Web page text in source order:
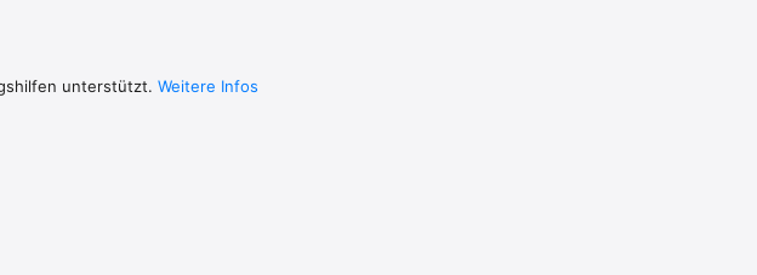
unterstützt. Weitere Infos